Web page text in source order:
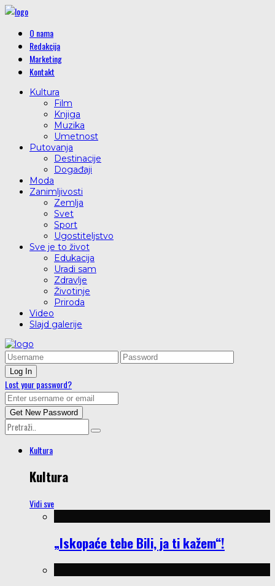
O nama
Redakcija
Marketing
Kontakt
Kultura
Film
Knjiga
Muzika
Umetnost
Putovanja
Destinacije
Događaji
Moda
Zanimljivosti
Zemlja
Svet
Sport
Ugostiteljstvo
Sve je to život
Edukacija
Uradi sam
Zdravlje
Životinje
Priroda
Video
Slajd galerije
Lost your password?
Kultura
Kultura
Vidi sve
„Iskopaće tebe Bili, ja ti kažem“!